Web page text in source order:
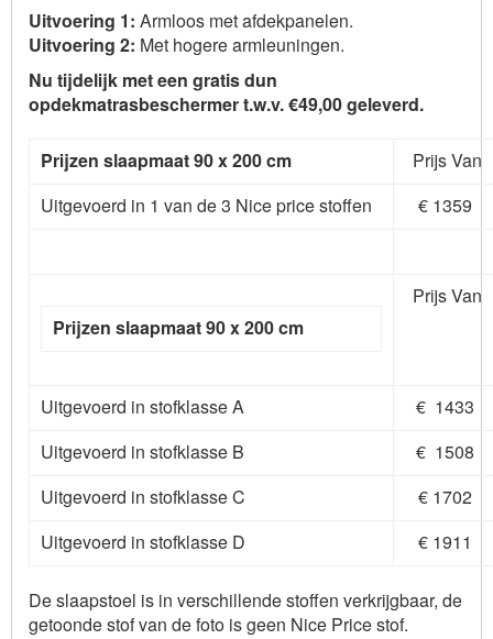
Uitvoering 1: Armloos met afdekpanelen.
Uitvoering 2: Met hogere armleuningen.
Nu tijdelijk met een gratis dun
opdekmatrasbeschermer t.w.v. €49,00 geleverd.
Prijzen slaapmaat 90 x 200 cm
Prijs Van
Uitgevoerd in 1 van de 3 Nice price stoffen
€ 1359
Prijzen slaapmaat 90 x 200 cm
Prijs Van
Uitgevoerd in stofklasse A
€ 1433
Uitgevoerd in stofklasse B
€ 1508
Uitgevoerd in stofklasse C
€ 1702
Uitgevoerd in stofklasse D
€ 1911
De slaapstoel is in verschillende stoffen verkrijgbaar, de
getoonde stof van de foto is geen Nice Price stof.